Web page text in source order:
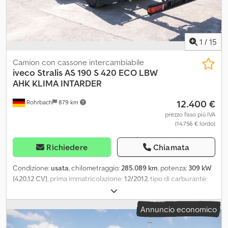
Dodpfxjwpn N Eo Ap Aeck 1 proprietario Ottime condizioni Altre
informazioni su: FB: Dvorak Trucks Repubblica Ceca IMPORT-
EXPORT-VENDITA-ACQUISTO-COMMISSIONE DI CAMION E
MACCHINE EDILI ASSISTENZA CAMION ASSISTENZA PNEUMATICI
1 / 15
Rohrbach 879 km
Camion con cassone intercambiabile
iveco Stralis AS 190 S 420 ECO LBW
AHK KLIMA INTARDER
12.400 €
prezzo fisso più IVA
(14.756 € lordo)
Richiedere Chiamata
Condizione:usata, chilometraggio:285.089 km, potenza: 309 kW
(420,12 CV), prima immatricolazione:12/2012, tipo di carburante:
, peso massimo di carico:
peso complessivo:18.000 kg, dimensione degli pneumatici:
315/80R22.5, passo:5.700 mm, carburante:diesel, freni:intarder,
colore:giallo
, tipo di ingranaggio:
Annuncio economico